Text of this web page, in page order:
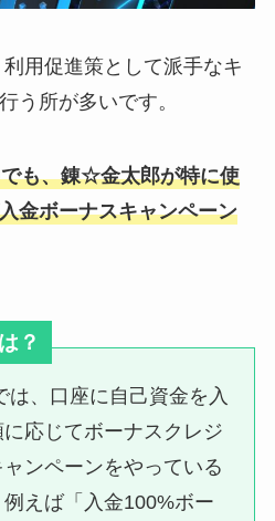
用促進策として派手なキ
う所が多いです。
も、錬☆金太郎が特に使
金ボーナスキャンペーン
？
は、口座に自己資金を入
応じてボーナスクレジ
ンペーンをやっている
えば「入金100%ボー